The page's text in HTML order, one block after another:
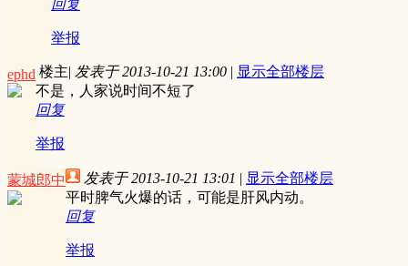
回复
举报
ephd 楼主| 发表于 2013-10-21 13:00 | 显示全部楼层
不是，人家说时间不短了
回复
举报
蒙城郎中 发表于 2013-10-21 13:01 | 显示全部楼层
平时脾气火爆的话，可能是肝风内动。
回复
举报